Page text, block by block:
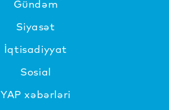
Gündəm
Siyasət
İqtisadiyyat
Sosial
YAP xəbərləri